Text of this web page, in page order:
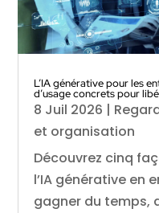
L’IA générative pour les
d’usage concrets pour
8 Juil 2026 |
et organisation
Découvrez cinq
l’IA générative en
gagner du temps,